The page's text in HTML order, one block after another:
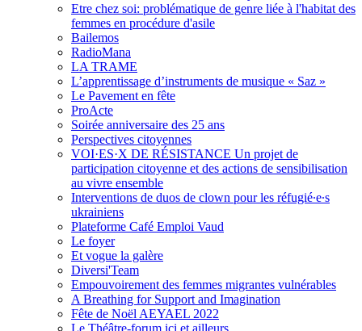
Etre chez soi: problématique de genre liée à l'habitat des
femmes en procédure d'asile
Bailemos
RadioMana
LA TRAME
L’apprentissage d’instruments de musique « Saz »
Le Pavement en fête
ProActe
Soirée anniversaire des 25 ans
Perspectives citoyennes
VOI·ES·X DE RÉSISTANCE Un projet de
participation citoyenne et des actions de sensibilisation
au vivre ensemble
Interventions de duos de clown pour les réfugié∙e∙s
ukrainiens
Plateforme Café Emploi Vaud
Le foyer
Et vogue la galère
Diversi'Team
Empouvoirement des femmes migrantes vulnérables
A Breathing for Support and Imagination
Fête de Noël AEYAEL 2022
Le Théâtre-forum ici et ailleurs